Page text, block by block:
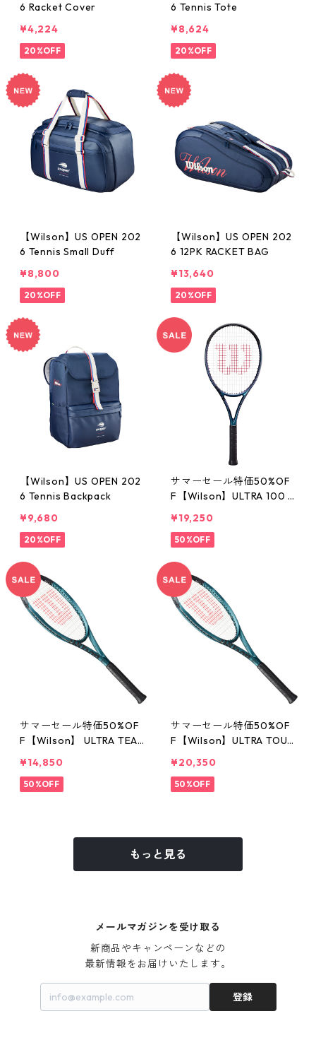
6 Racket Cover
¥4,224
20%OFF
6 Tennis Tote
¥8,624
20%OFF
【Wilson】US OPEN 202
6 Tennis Small Duff
¥8,800
20%OFF
【Wilson】US OPEN 202
6 12PK RACKET BAG
¥13,640
20%OFF
【Wilson】US OPEN 202
6 Tennis Backpack
¥9,680
20%OFF
サマーセール特価50%OF
F【Wilson】ULTRA 100 V
¥19,250
50%OFF
サマーセール特価50%OF
F【Wilson】 ULTRA TEA
¥14,850
50%OFF
サマーセール特価50%OF
F【Wilson】ULTRA TOUR
¥20,350
50%OFF
もっと見る
メールマガジンを受け取る
新商品やキャンペーンなどの
最新情報をお届けいたします。
登録